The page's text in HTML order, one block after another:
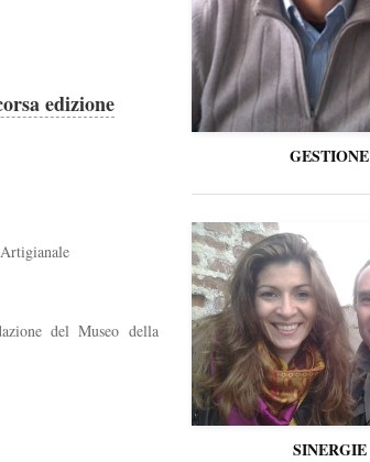
edizione
del Museo della
GESTIONE
SINERGIE